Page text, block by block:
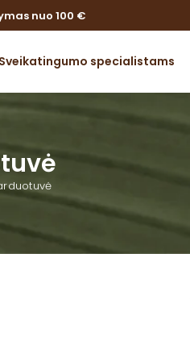
nuo 100 €
Sveikatingumo specialistams